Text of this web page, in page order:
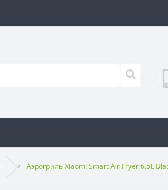
Аэрогриль Xiaomi Smart Air Fryer 6.5L